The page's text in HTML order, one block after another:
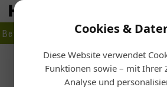
Cookies &
Diese Website verwendet
Funktionen sowie – mit Ihrer
Analyse und
Betrieb
Planen Bauen